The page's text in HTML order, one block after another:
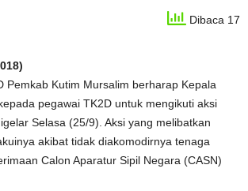
Dibaca 17
Pemkab Kutim Mursalim berharap Kepala
pegawai TK2D untuk mengikuti aksi
Selasa (25/9). Aksi yang melibatkan
akibat tidak diakomodirnya tenaga
Calon Aparatur Sipil Negara (CASN)